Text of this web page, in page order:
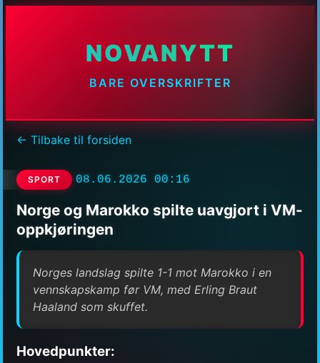
NOVANYTT
BARE OVERSKRIFTER
← Tilbake til forsiden
SPORT 08.06.2026 00:16
Norge og Marokko spilte uavgjort i VM-
oppkjøringen
Norges landslag spilte 1-1 mot Marokko i en
vennskapskamp før VM, med Erling Braut
Haaland som skuffet.
Hovedpunkter: